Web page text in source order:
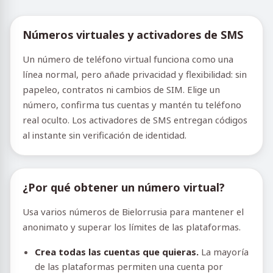
Números virtuales y activadores de SMS
Un número de teléfono virtual funciona como una
línea normal, pero añade privacidad y flexibilidad: sin
papeleo, contratos ni cambios de SIM. Elige un
número, confirma tus cuentas y mantén tu teléfono
real oculto. Los activadores de SMS entregan códigos
al instante sin verificación de identidad.
¿Por qué obtener un número virtual?
Usa varios números de Bielorrusia para mantener el
anonimato y superar los límites de las plataformas.
Crea todas las cuentas que quieras. La mayoría
de las plataformas permiten una cuenta por